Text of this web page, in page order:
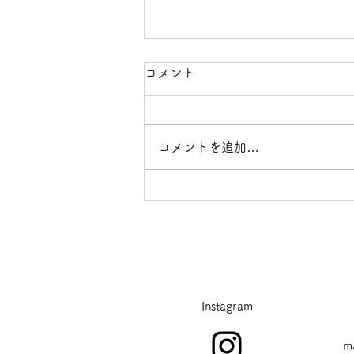
コメント
コメントを追加…
Instagram